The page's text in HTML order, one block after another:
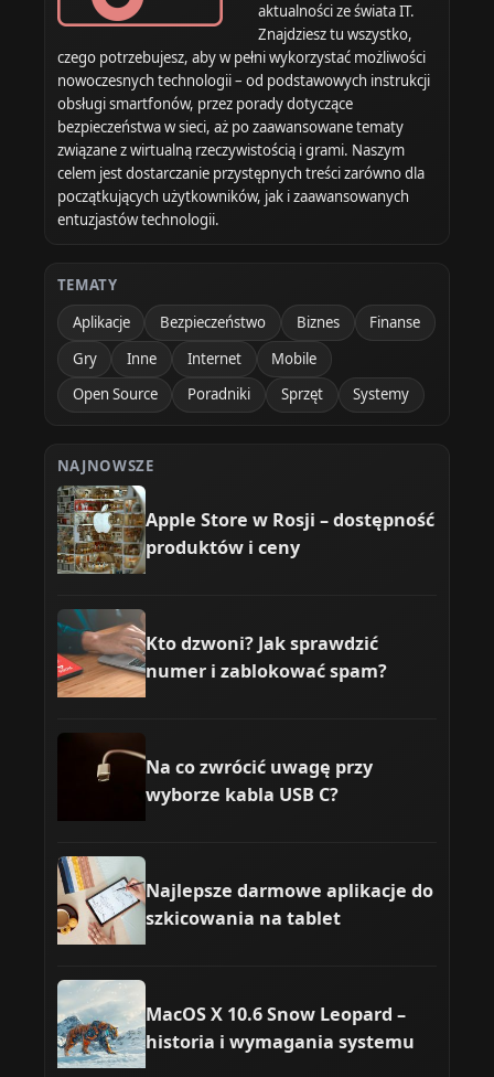
aktualności ze świata IT.
Znajdziesz tu wszystko,
czego potrzebujesz, aby w pełni wykorzystać możliwości
nowoczesnych technologii – od podstawowych instrukcji
obsługi smartfonów, przez porady dotyczące
bezpieczeństwa w sieci, aż po zaawansowane tematy
związane z wirtualną rzeczywistością i grami. Naszym
celem jest dostarczanie przystępnych treści zarówno dla
początkujących użytkowników, jak i zaawansowanych
entuzjastów technologii.
TEMATY
Aplikacje
Bezpieczeństwo Biznes
Finanse
Gry
Inne Internet
Mobile
Open Source
Poradniki Sprzęt Systemy
NAJNOWSZE
Apple Store w Rosji – dostępność
produktów i ceny
Kto dzwoni? Jak sprawdzić
numer i zablokować spam?
Na co zwrócić uwagę przy
wyborze kabla USB C?
Najlepsze darmowe aplikacje do
szkicowania na tablet
MacOS X 10.6 Snow Leopard –
historia i wymagania systemu